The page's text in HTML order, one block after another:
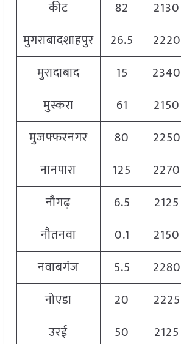
कीट 82 2130
मुगराबादशाहपुर
26.5 2220
मुरादाबाद
15 2340
मुस्करा
61 2150
मुजफ्फरनगर
80 2250
नानपारा
125 2270
नौगढ़
6.5 2125
नौतनवा
0.1 2150
नवाबगंज
5.5 2280
नोएडा
20 2225
उरई
50 2125